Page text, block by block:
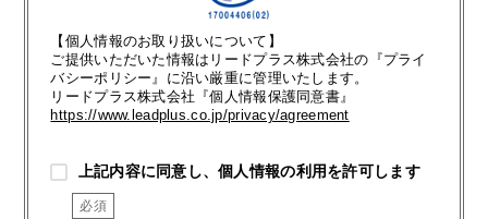
【個人情報のお取り扱いについて】
ご提供いただいた情報はリードプラス株式会社の『プライ
バシーポリシー』に沿い厳重に管理いたします。
リードプラス株式会社『個人情報保護同意書』
https://www.leadplus.co.jp/privacy/agreement
上記内容に同意し、個人情報の利用を許可します